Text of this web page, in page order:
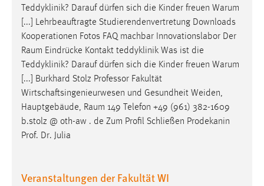
Teddyklinik? Darauf dürfen sich die Kinder freuen Warum
[...] Lehrbeauftragte Studierendenvertretung Downloads
Kooperationen Fotos FAQ machbar Innovationslabor Der
Raum Eindrücke Kontakt teddyklinik Was ist die
Teddyklinik? Darauf dürfen sich die Kinder freuen Warum
[...] Burkhard Stolz Professor Fakultät
Wirtschaftsingenieurwesen und Gesundheit Weiden,
Hauptgebäude, Raum 149 Telefon +49 (961) 382-1609
b.stolz @ oth-aw . de Zum Profil Schließen Prodekanin
Prof. Dr. Julia
Veranstaltungen der Fakultät WI
chat-frame-style-5e9dbeb1811c0446
Zweck:
Wird benötigt um die Chatfunktion nutzen zu können.
Cookie Laufzeit:
MibewSessionID, mibew-chat-frame-style-
5e9dbeb1811c0446 = Sitzungslaufzeit, mibew_locale = 3
Jahre, MIBEW_UserID = 1 Jahr
Login
fe_user, be_user, be_lastLoginProvider